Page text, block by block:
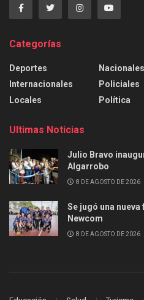
Categorías
Deportes
Internacionales
Locales
Nacionales
Policiales
Política
Ultimas Noticias
Julio Bravo
Algarrobo
8 DE AGOSTO DE 2026
Se jugó una
Newcom
8 DE AGOSTO DE 2026